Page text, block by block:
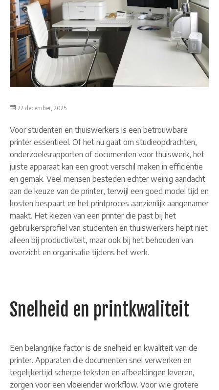
22 december, 2025
Voor studenten en thuiswerkers is een betrouwbare
printer essentieel. Of het nu gaat om studieopdrachten,
onderzoeksrapporten of documenten voor thuiswerk, het
juiste apparaat kan een groot verschil maken in efficiëntie
en gemak. Veel mensen besteden echter weinig aandacht
aan de keuze van de printer, terwijl een goed model tijd en
kosten bespaart en het printproces aanzienlijk aangenamer
maakt. Het kiezen van een printer die past bij het
gebruikersprofiel van studenten en thuiswerkers helpt niet
alleen bij productiviteit, maar ook bij het behouden van
overzicht en organisatie tijdens het werk.
Snelheid en printkwaliteit
Een belangrijke factor is de snelheid en kwaliteit van de
printer. Apparaten die documenten snel verwerken en
tegelijkertijd scherpe teksten en afbeeldingen leveren,
zorgen voor een vloeiender workflow. Voor wie grotere